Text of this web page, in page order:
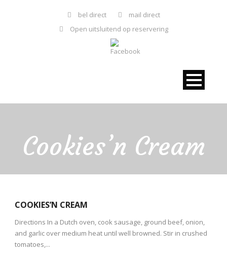
bel direct
mail direct
Open uitsluitend op reservering
Cookies’n Cream
COOKIES’N CREAM
Directions In a Dutch oven, cook sausage, ground beef, onion,
and garlic over medium heat until well browned. Stir in crushed
tomatoes,...